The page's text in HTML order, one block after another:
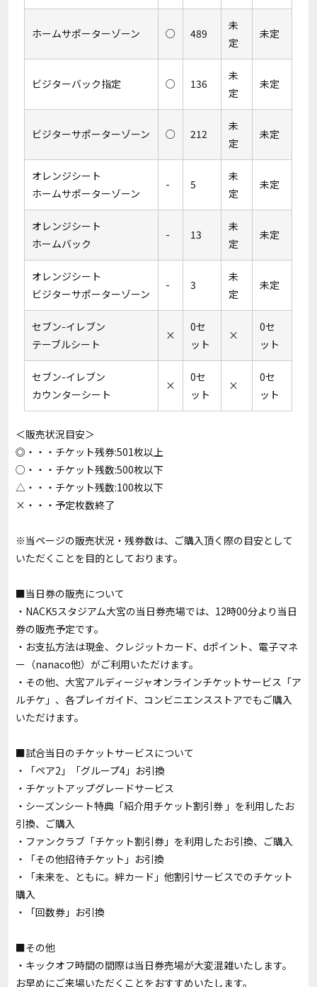
ホームサポーターゾーン ○ 489
未
定
未定
ビジターバック指定 ○ 136
未
定
未定
ビジターサポーターゾーン ○ 212
未
定
未定
オレンジシート
ホームサポーターゾーン
- 5
未
定
未定
オレンジシート
ホームバック
- 13
未
定
未定
オレンジシート
ビジターサポーターゾーン
- 3
未
定
未定
セブン-イレブン
テーブルシート
×
0セ
ット
×
0セ
ット
セブン-イレブン
カウンターシート
×
0セ
ット
×
0セ
ット
＜販売状況目安＞
◎・・・チケット残券:501枚以上
○・・・チケット残数:500枚以下
△・・・チケット残数:100枚以下
×・・・予定枚数終了
※当ページの販売状況・残券数は、ご購入頂く際の目安として
いただくことを目的としております。
■当日券の販売について
・NACK5スタジアム大宮の当日券売場では、12時00分より当日
券の販売予定です。
・お支払方法は現金、クレジットカード、dポイント、電子マネ
ー（nanaco他）がご利用いただけます。
・その他、大宮アルディージャオンラインチケットサービス「ア
ルチケ」、各プレイガイド、コンビニエンスストアでもご購入
いただけます。
■試合当日のチケットサービスについて
・「ペア2」「グループ4」お引換
・チケットアップグレードサービス
・シーズンシート特典「紹介用チケット割引券 」を利用したお
引換、ご購入
・ファンクラブ「チケット割引券」を利用したお引換、ご購入
・「その他招待チケット」お引換
・「未来を、ともに。絆カード」他割引サービスでのチケット
購入
・「回数券」お引換
■その他
・キックオフ時間の間際は当日券売場が大変混雑いたします。
お早めにご来場いただくことをおすすめいたします。